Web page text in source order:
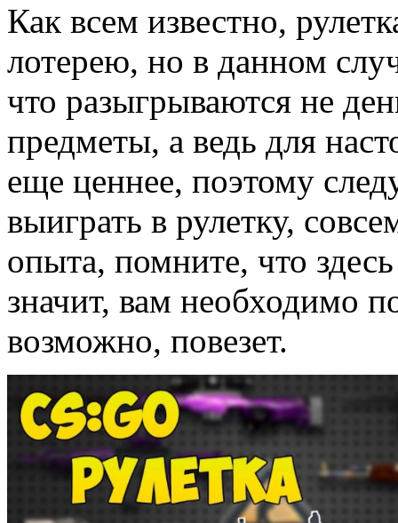
Как всем известно,
лотерею, но в данном
что разыгрываются не
предметы, а ведь для
еще ценнее, поэтому
выиграть в рулетку,
опыта, помните, что
значит, вам необходимо
возможно, повезет.